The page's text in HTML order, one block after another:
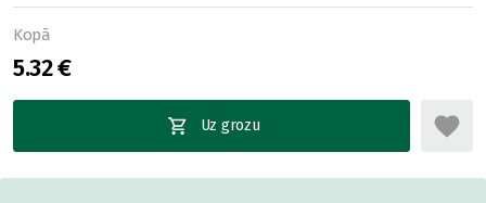
Kopā
5.32 €
Uz grozu